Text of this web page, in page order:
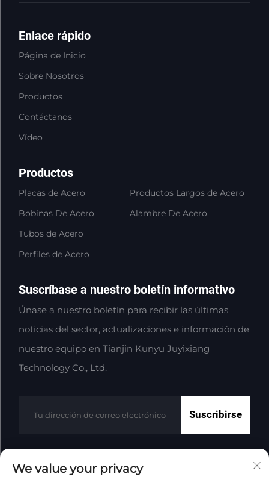
Enlace rápido
Página de Inicio
Sobre Nosotros
Productos
Contáctanos
Vídeo
Productos
Placas de Acero
Bobinas De Acero
Tubos de Acero
Perfiles de Acero
Productos Largos de Acero
Alambre De Acero
Suscríbase a nuestro boletín informativo
Únase a nuestro boletín para recibir las últimas
noticias del sector, actualizaciones e información de
nuestro equipo en Tianjin Kunyu Juyixiang
Technology Co., Ltd.
Suscribirse
Derechos de autor © Tianjin Kunyu Juyixiang Technology
We value your privacy